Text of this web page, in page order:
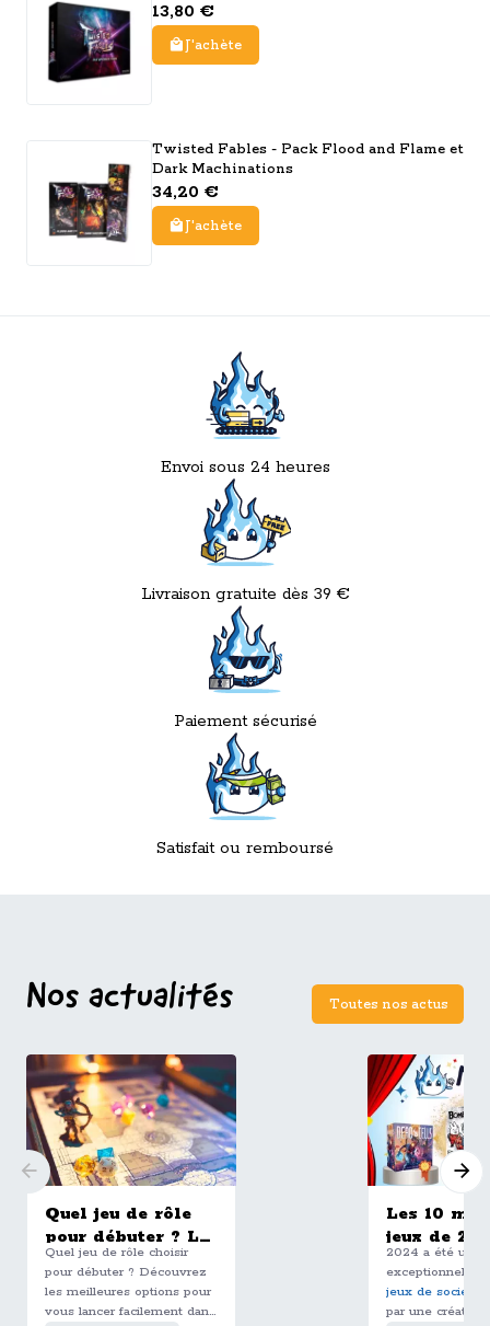
13,80 €
J'achète
Twisted Fables - Pack Flood and Flame et
Dark Machinations
34,20 €
J'achète
Envoi sous 24 heures
Livraison gratuite dès 39 €
Paiement sécurisé
Satisfait ou remboursé
Nos actualités Toutes nos actus
Quel jeu de rôle
pour débuter ? Le
guide complet
pour bien choisir
son premier JDR
Quel jeu de rôle choisir
pour débuter ? Découvrez
les meilleures options pour
vous lancer facilement dans
Les 10
jeux de
selon
2024 a été une
exceptionnelle
jeux de société
par une